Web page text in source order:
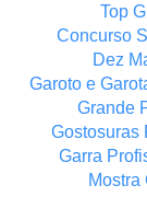
Top
Concurso
Dez
Garoto e
Grande
Gostosuras
Garra
Mostra